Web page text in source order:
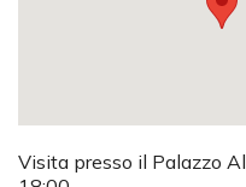
Visita presso il Palazzo